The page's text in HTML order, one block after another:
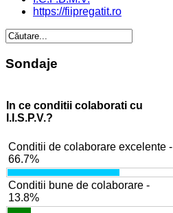
https://fiipregatit.ro
Sondaje
In ce conditii colaborati cu
I.I.S.P.V.?
Conditii de colaborare excelente -
66.7%
Conditii bune de colaborare -
13.8%